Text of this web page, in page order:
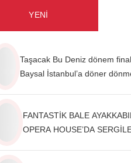
YENI
Taşacak Bu Deniz dönem
Baysal İstanbul’a döner
FANTASTİK BALE
OPERA HOUSE’DA